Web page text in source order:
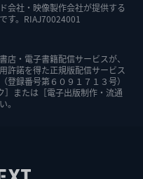
会社・映像製作会社が提供する
す。RIAJ70024001
店・電子書籍配信サービスが、
許諾を得た正規版配信サービス
登録番号第６０９１７１３号）
］または［電子出版制作・流通
。